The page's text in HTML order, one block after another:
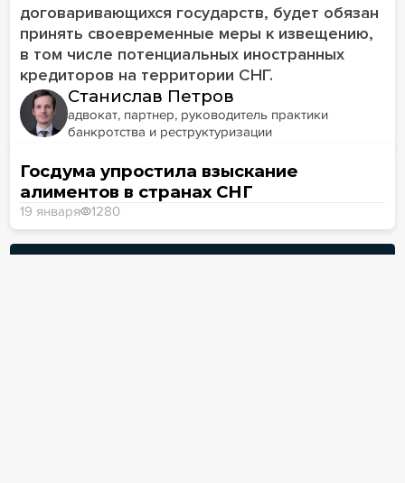
договаривающихся государств, будет обязан
принять своевременные меры к извещению,
в том числе потенциальных иностранных
кредиторов на территории СНГ.
Станислав Петров
адвокат, партнер, руководитель практики
банкротства и реструктуризации
Госдума упростила взыскание
алиментов в странах СНГ
19 января 1280